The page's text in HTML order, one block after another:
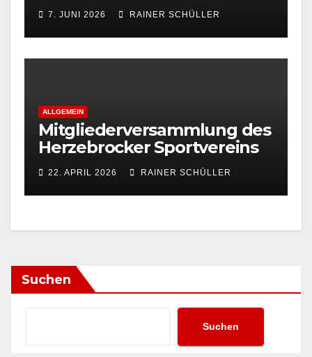
7. JUNI 2026 RAINER SCHÜLLER
ALLGEMEIN
Mitgliederversammlung des
Herzebrocker Sportvereins
22. APRIL 2026 RAINER SCHÜLLER
Suchen
Suchen